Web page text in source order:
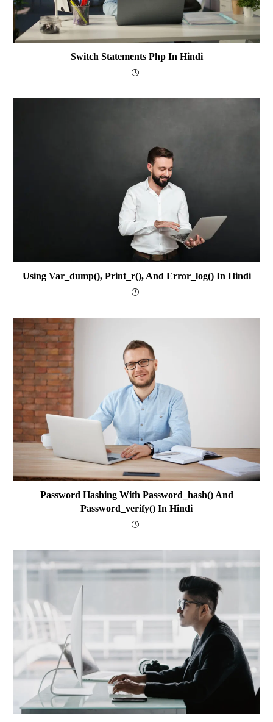
Switch Statements Php In Hindi
Using Var_dump(), Print_r(), And Error_log() In Hindi
Password Hashing With Password_hash() And
Password_verify() In Hindi